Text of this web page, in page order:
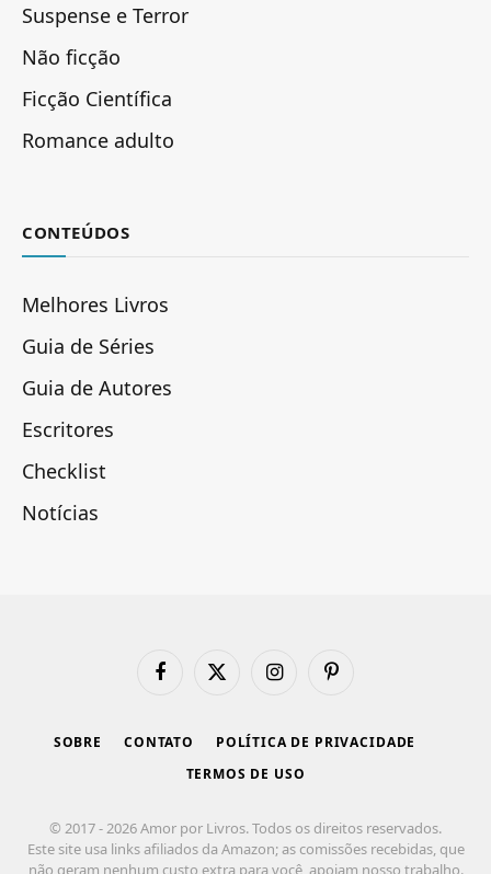
Suspense e Terror
Não ficção
Ficção Científica
Romance adulto
CONTEÚDOS
Melhores Livros
Guia de Séries
Guia de Autores
Escritores
Checklist
Notícias
FacebookX
InstagramPinterest
SOBRE CONTATO
POLÍTICA DE PRIVACIDADE
TERMOS DE USO
© 2017 - 2026 Amor por Livros. Todos os direitos reservados.
Este site usa links afiliados da Amazon; as comissões recebidas, que
não geram nenhum custo extra para você, apoiam nosso trabalho.